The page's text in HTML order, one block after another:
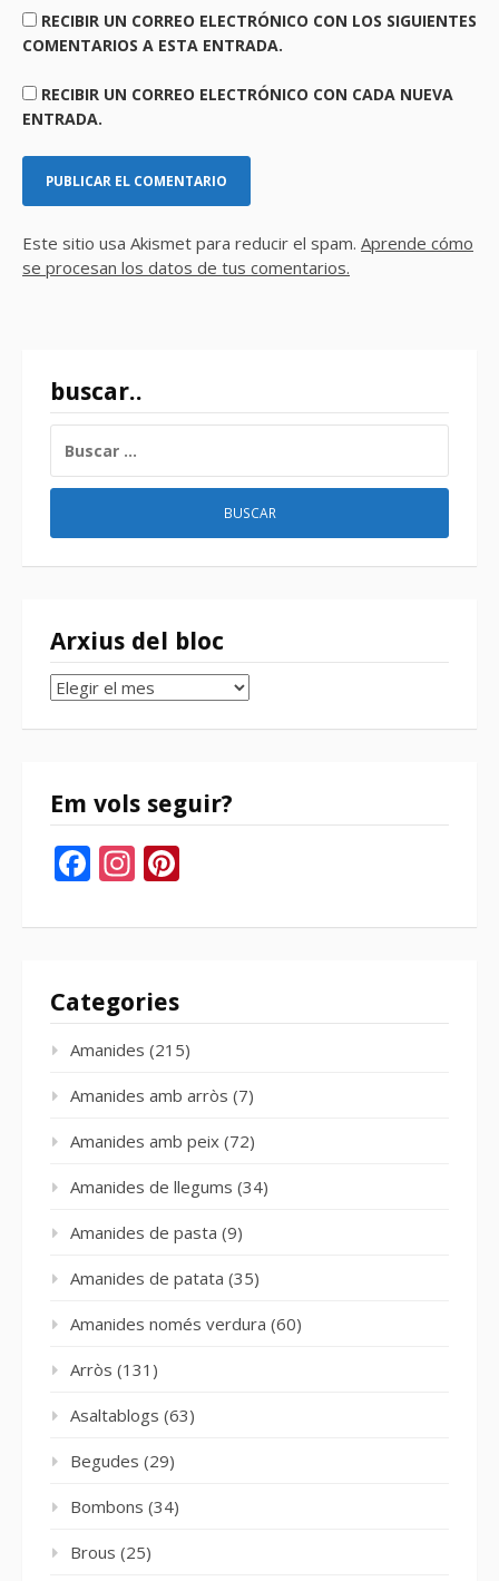
RECIBIR UN CORREO ELECTRÓNICO CON LOS SIGUIENTES
COMENTARIOS A ESTA ENTRADA.
RECIBIR UN CORREO ELECTRÓNICO CON CADA NUEVA
ENTRADA.
Este sitio usa Akismet para reducir el spam. Aprende cómo
se procesan los datos de tus comentarios.
buscar..
Arxius del bloc
Arxius
bloc
Em vols seguir?
Facebook
Instagram
Categories
Amanides (215)
Amanides amb arròs (7)
Amanides amb peix (72)
Amanides de llegums (34)
Amanides de pasta (9)
Amanides de patata (35)
Amanides només verdura (60)
Arròs (131)
Asaltablogs (63)
Begudes (29)
Bombons (34)
Brous (25)